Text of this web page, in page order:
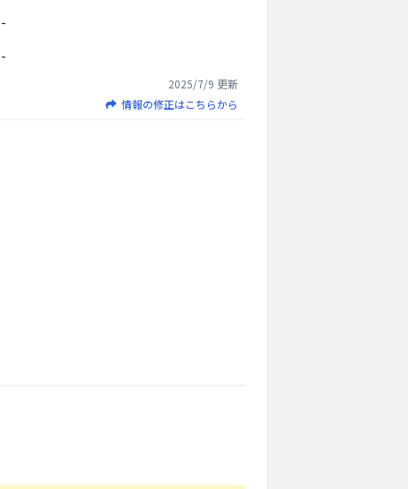
-
-
2025/7/9 更新
情報の修正はこちらから